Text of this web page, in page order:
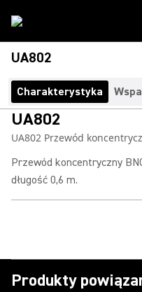
UA802
Charakterystyka
UA802
UA802 Przewód
Przewód koncentryczny
długość 0,6 m.
Produkty